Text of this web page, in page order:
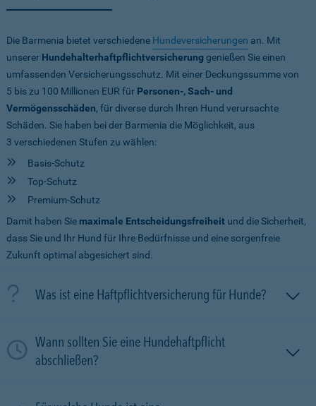
Die Barmenia bietet verschiedene Hundeversicherungen an. Mit
unserer Hundehalterhaftpflichtversicherung genießen Sie einen
umfassenden Versicherungsschutz. Mit einer Deckungssumme von
5 bis zu 100 Millionen EUR für Personen-, Sach- und
Vermögensschäden, für diverse durch Ihren Hund verursachte
Schäden. Sie haben bei der Barmenia die Möglichkeit, aus
3 verschiedenen Stufen zu wählen:
Basis-Schutz
Top-Schutz
Premium-Schutz
Damit haben Sie maximale Entscheidungsfreiheit und die Sicherheit,
dass Sie und Ihr Hund für Ihre Bedürfnisse und eine sorgenfreie
Zukunft optimal abgesichert sind.
Was ist eine Haftpflichtversicherung für Hunde?
Wann sollten Sie eine Hundehaftpflicht
abschließen?